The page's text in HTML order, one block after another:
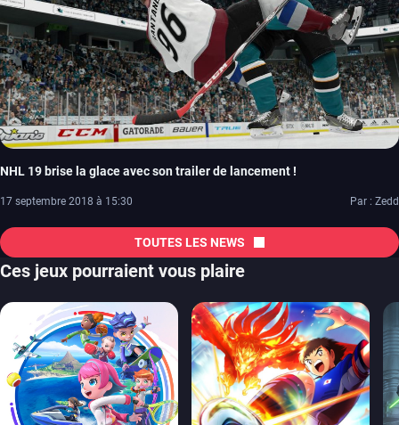
NHL 19 brise la glace avec son trailer de lancement !
17 septembre 2018 à 15:30 Par : Zedd
TOUTES LES NEWS
Ces jeux pourraient vous plaire